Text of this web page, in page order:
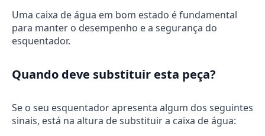
Uma caixa de água em bom estado é fundamental
para manter o desempenho e a segurança do
esquentador.
Quando deve substituir esta peça?
Se o seu esquentador apresenta algum dos seguintes
sinais, está na altura de substituir a caixa de água: